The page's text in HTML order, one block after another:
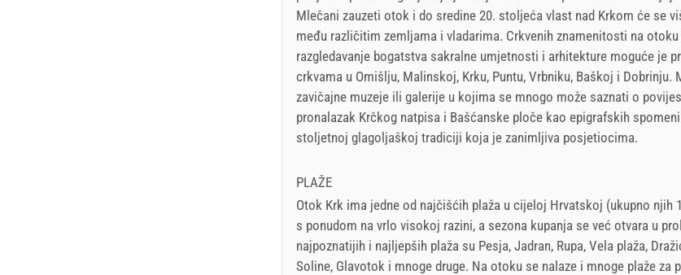
Mlečani zauzeti otok i do sredine 20. stoljeća vlast nad Krkom će se
među različitim zemljama i vladarima. Crkvenih znamenitosti na
razgledavanje bogatstva sakralne umjetnosti i arhitekture moguće je
crkvama u Omišlju, Malinskoj, Krku, Puntu, Vrbniku, Baškoj i Dobrinju.
zavičajne muzeje ili galerije u kojima se mnogo može saznati o
pronalazak Krčkog natpisa i Bašćanske ploče kao epigrafskih
stoljetnoj glagoljaškoj tradiciji koja je zanimljiva posjetiocima.
PLAŽE
Otok Krk ima jedne od najčišćih plaža u cijeloj Hrvatskoj (ukupno njih
s ponudom na vrlo visokoj razini, a sezona kupanja se već otvara u
najpoznatijih i najljepših plaža su Pesja, Jadran, Rupa, Vela plaža,
Soline, Glavotok i mnoge druge. Na otoku se nalaze i mnoge plaže za